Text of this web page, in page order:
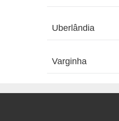
Uberlândia
Varginha